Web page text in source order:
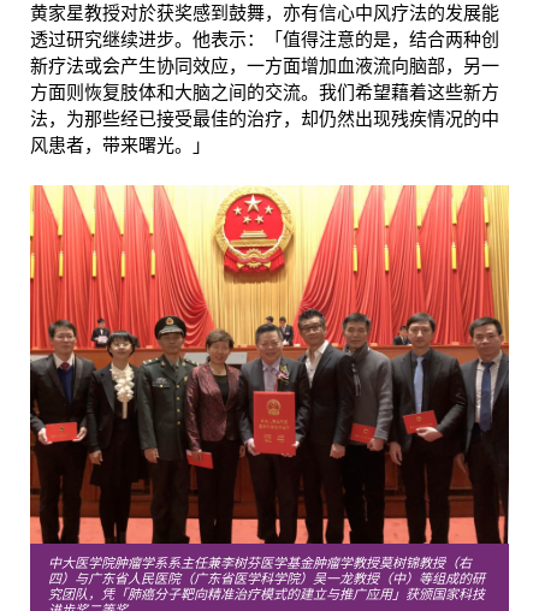
黄家星教授对於获奖感到鼓舞，亦有信心中风疗法的发展能
透过研究继续进步。他表示：「值得注意的是，结合两种创
新疗法或会产生协同效应，一方面增加血液流向脑部，另一
方面则恢复肢体和大脑之间的交流。我们希望藉着这些新方
法，为那些经已接受最佳的治疗，却仍然出现残疾情况的中
风患者，带来曙光。」
中大医学院肿瘤学系系主任兼李树芬医学基金肿瘤学教授莫树锦教授（右
四）与广东省人民医院（广东省医学科学院）吴一龙教授（中）等组成的研
究团队，凭「肺癌分子靶向精准治疗模式的建立与推广应用」获颁国家科技